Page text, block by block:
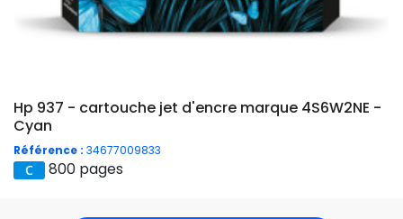
Hp 937 - cartouche jet d'encre marque 4S6W2NE -
Cyan
Référence : 34677009833
800 pages